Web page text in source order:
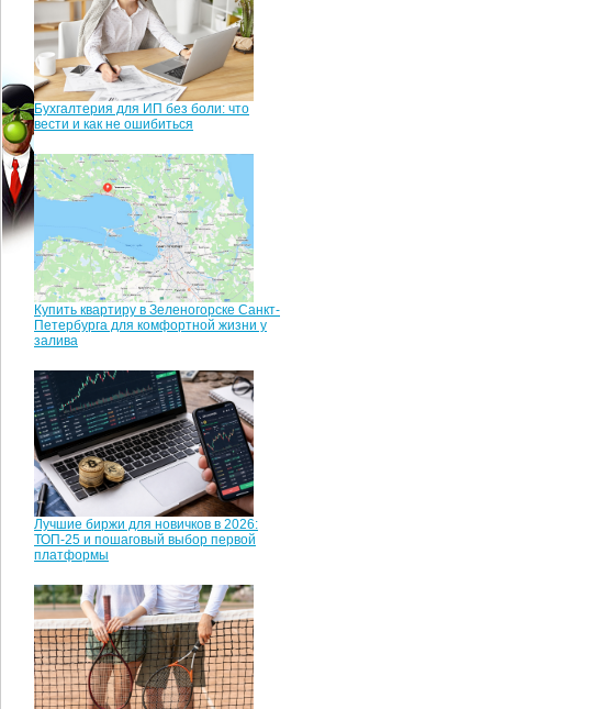
Бухгалтерия для ИП без боли: что
вести и как не ошибиться
Купить квартиру в Зеленогорске Санкт-
Петербурга для комфортной жизни у
залива
Лучшие биржи для новичков в 2026:
ТОП-25 и пошаговый выбор первой
платформы